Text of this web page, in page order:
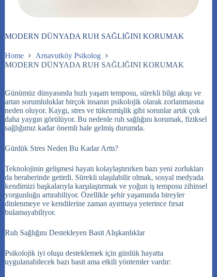
MODERN DÜNYADA RUH SAĞLIĞINI KORUMAK
Home
Arnavutköy Psikolog
MODERN DÜNYADA RUH SAĞLIĞINI KORUMAK
Günümüz dünyasında hızlı yaşam temposu, sürekli bilgi akışı ve
artan sorumluluklar birçok insanın psikolojik olarak zorlanmasına
neden oluyor. Kaygı, stres ve tükenmişlik gibi sorunlar artık çok
daha yaygın görülüyor. Bu nedenle ruh sağlığını korumak, fiziksel
sağlığımız kadar önemli hale gelmiş durumda.
Günlük Stres Neden Bu Kadar Arttı?
Teknolojinin gelişmesi hayatı kolaylaştırırken bazı yeni zorlukları
da beraberinde getirdi. Sürekli ulaşılabilir olmak, sosyal medyada
kendimizi başkalarıyla karşılaştırmak ve yoğun iş temposu zihinsel
yorgunluğu artırabiliyor. Özellikle şehir yaşamında bireyler
dinlenmeye ve kendilerine zaman ayırmaya yeterince fırsat
bulamayabiliyor.
Ruh Sağlığını Destekleyen Basit Alışkanlıklar
Psikolojik iyi oluşu desteklemek için günlük hayatta
uygulanabilecek bazı basit ama etkili yöntemler vardır: